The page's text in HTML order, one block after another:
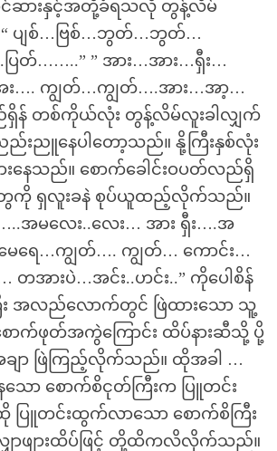
ဆားနှင့်အတို့ခံရသလို တွန့်လိမ်
“ ပျစ်…ဗြစ်…ဘွတ်…ဘွတ်…
တ်……..” ” အား…အား…ရှီး…
…. ကျွတ်…ကျွတ်….အား…အာ့…
ရှိန် တစ်ကိုယ်လုံး တွန့်လိမ်လူးခါလျှက်
ညူနေပါတော့သည်။ နို့ကြီးနှစ်လုံး
နေသည်။ စောက်ခေါင်းဝပတ်လည်ရှိ
ေကို ရှလူးခနဲ စုပ်ယူထည့်လိုက်သည်။
အမလေး..လေး… အား ရှီး….အ
ေရေ…ကျွတ်…. ကျွတ်… ကောင်း…
အားပဲ…အင်း..ဟင်း..” ကိုပေါစိန်
အလည်လောက်တွင် ဖြဲထားသော သူ့
က်ဖုတ်အကွဲကြောင်း ထိပ်နားဆီသို့ ပို့
ျာ ဖြဲကြည့်လိုက်သည်။ ထိုအခါ …
သော စောက်စိငုတ်ကြီးက ပြူတင်း
ြူတင်းထွက်လာသော စောက်စိကြီး
ျှာဖျားထိပ်ဖြင့် တို့ထိကလိလိုက်သည်။